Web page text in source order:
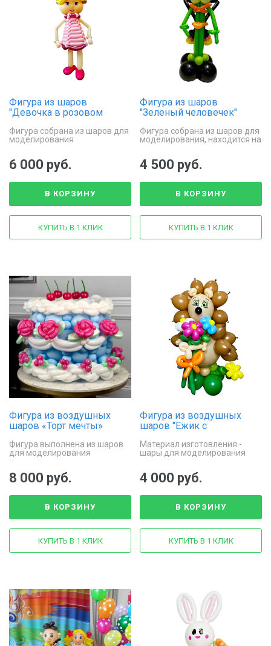
Фигура из шаров
"Девочка в розовом
Фигура собрана из шаров для
моделирования
6 000 руб.
В КОРЗИНУ
КУПИТЬ В 1 КЛИК
Фигура из шаров
"Зеленый человечек"
Фигура собрана из шаров для
моделирования, находится на
4 500 руб.
В КОРЗИНУ
КУПИТЬ В 1 КЛИК
Фигура из воздушных
шаров «Торт мечты»
Фигура выполнена из шаров
для моделирования
8 000 руб.
В КОРЗИНУ
КУПИТЬ В 1 КЛИК
Фигура из воздушных
шаров "Ежик с
Материал изготовления -
шары для моделирования
4 000 руб.
В КОРЗИНУ
КУПИТЬ В 1 КЛИК